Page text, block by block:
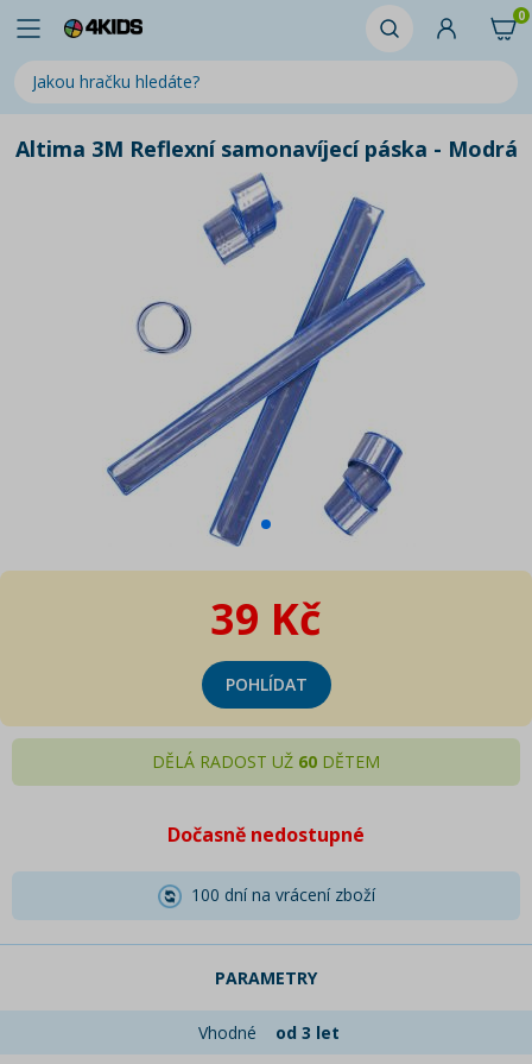
0
Altima 3M Reflexní samonavíjecí páska - Modrá
39 Kč
POHLÍDAT
DĚLÁ RADOST UŽ 60 DĚTEM
Dočasně nedostupné
100 dní na vrácení zboží
PARAMETRY
Vhodné
od 3 let